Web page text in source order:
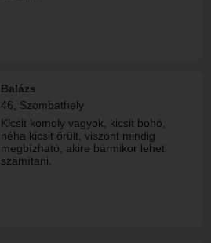
Balázs
46, Szombathely
Kicsit komoly vagyok, kicsit bohó,
néha kicsit őrült, viszont mindig
megbízható, akire bármikor lehet
számítani.